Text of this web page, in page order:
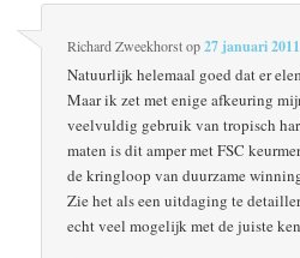
Richard Zweekhorstop27 januari
Natuurlijk helemaal goed dat er
Maar ik zet met enige afkeuring
veelvuldig gebruik van tropisch
maten is dit amper met FSC
de kringloop van duurzame
Zie het als een uitdaging te
echt veel mogelijk met de juiste